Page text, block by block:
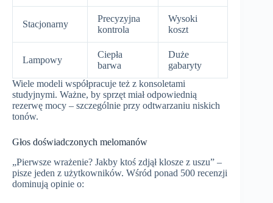
Stacjonarny
Precyzyjna
kontrola
Wysoki
koszt
Lampowy
Ciepła
barwa
Duże
gabaryty
Wiele modeli współpracuje też z konsoletami
studyjnymi. Ważne, by sprzęt miał odpowiednią
rezerwę mocy – szczególnie przy odtwarzaniu niskich
tonów.
Głos doświadczonych melomanów
„Pierwsze wrażenie? Jakby ktoś zdjął klosze z uszu” –
pisze jeden z użytkowników. Wśród ponad 500 recenzji
dominują opinie o: